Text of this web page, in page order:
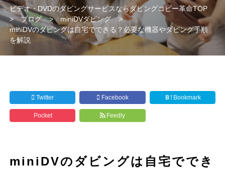
ビデオ・DVDのダビングサービスならダビングコピー革命TOP
>ブログ>miniDVダビング>
miniDVのダビングは自宅でできる？必要な機器やダビング手順
を解説
Twitter Facebook Ｂ! Bookmark
Pocket Feedly
miniDVのダビングは自宅ででき